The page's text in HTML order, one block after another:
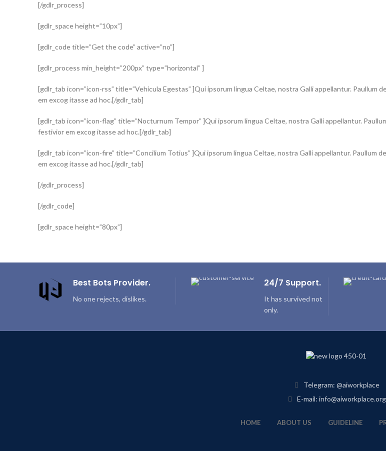
[/gdlr_process]
[gdlr_space height=”10px”]
[gdlr_code title=”Get the code” active=”no”]
[gdlr_process min_height=”200px” type=”horizontal” ]
[gdlr_tab icon=”icon-rss” title=”Vehicula Egestas” ]Qui ipsorum lingua Celtae, nostra Galli appellantur.
em excog itasse ad hoc.[/gdlr_tab]
[gdlr_tab icon=”icon-flag” title=”Nocturnum Tempor” ]Qui ipsorum lingua Celtae, nostra Galli appellantur.
festivior em excog itasse ad hoc.[/gdlr_tab]
[gdlr_tab icon=”icon-fire” title=”Concilium Totius” ]Qui ipsorum lingua Celtae, nostra Galli appellantur.
em excog itasse ad hoc.[/gdlr_tab]
[/gdlr_process]
[/gdlr_code]
[gdlr_space height=”80px”]
Best Bots Provider.
No one rejects, dislikes.
24/7 Support.
It has survived not
only.
Telegram: @aiworkplace
E-mail: info@aiworkplace.org
HOME ABOUT US GUIDELINE